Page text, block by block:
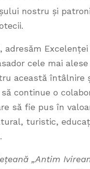
nostru și
adresăm Excelenței
cele mai alese
această întâlnire
continue o
să fie pus în
turistic,
„Antim